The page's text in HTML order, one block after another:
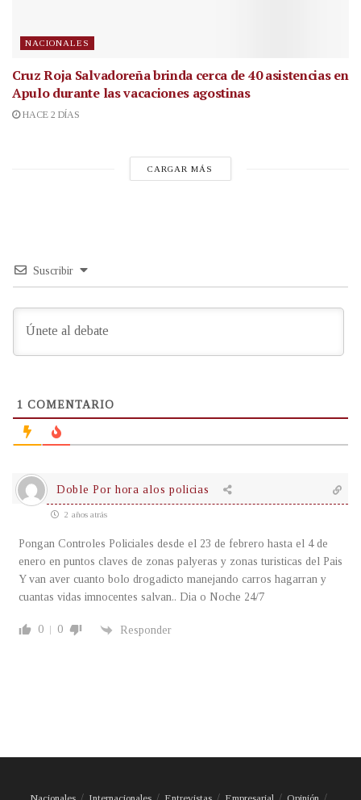
NACIONALES
Cruz Roja Salvadoreña brinda cerca de 40 asistencias en
Apulo durante las vacaciones agostinas
HACE 2 DÍAS
CARGAR MÁS
Suscribir
1 COMENTARIO
Doble Por hora alos policias
2 años atrás
Pongan Controles Policiales desde el 23 de febrero hasta el 4 de
enero en puntos claves de zonas palyeras y zonas turisticas del Pais
Y van aver cuanto bolo drogadicto manejando carros hagarran y
cuantas vidas imnocentes salvan.. Dia o Noche 24/7
0 0 Responder